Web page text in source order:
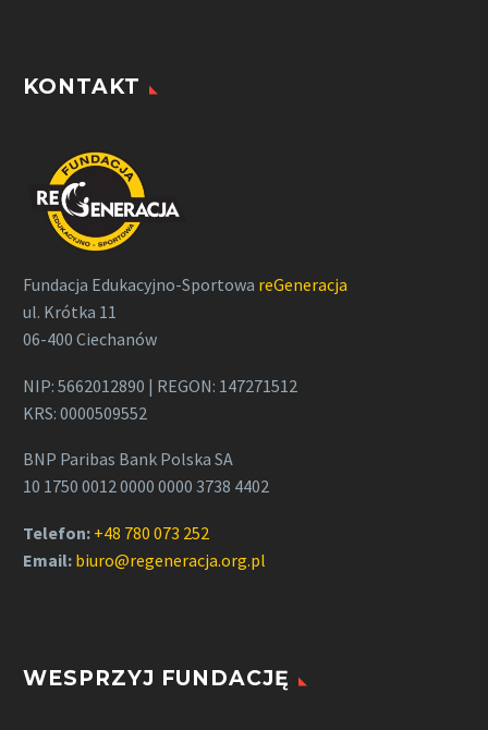
KONTAKT
Fundacja Edukacyjno-Sportowa reGeneracja
ul. Krótka 11
06-400 Ciechanów
NIP: 5662012890 | REGON: 147271512
KRS: 0000509552
BNP Paribas Bank Polska SA
10 1750 0012 0000 0000 3738 4402
Telefon: +48 780 073 252
Email: biuro@regeneracja.org.pl
WESPRZYJ FUNDACJĘ